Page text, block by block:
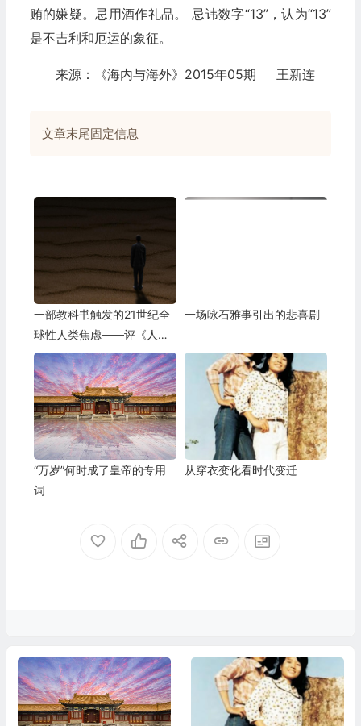
贿的嫌疑。忌用酒作礼品。 忌讳数字“13”，认为“13”
是不吉利和厄运的象征。
来源：《海内与海外》2015年05期 王新连
文章末尾固定信息
一部教科书触发的21世纪全
球性人类焦虑——评《人类
简史》与《未来简史》
一场咏石雅事引出的悲喜剧
“万岁”何时成了皇帝的专用
词
从穿衣变化看时代变迁